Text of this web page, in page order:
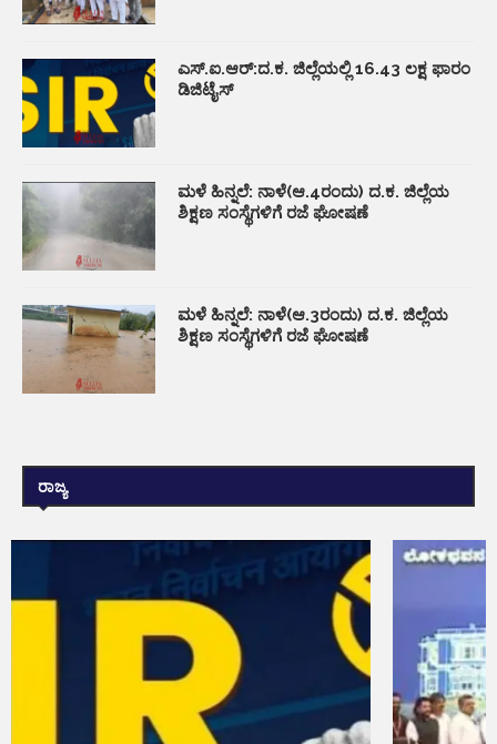
ಎಸ್.ಐ.ಆರ್:ದ.ಕ. ಜಿಲ್ಲೆಯಲ್ಲಿ 16.43 ಲಕ್ಷ ಫಾರಂ
ಡಿಜಿಟೈಸ್
ಮಳೆ ಹಿನ್ನಲೆ: ನಾಳೆ(ಆ.4ರಂದು) ದ.ಕ. ಜಿಲ್ಲೆಯ
ಶಿಕ್ಷಣ ಸಂಸ್ಥೆಗಳಿಗೆ ರಜೆ ಘೋಷಣೆ
ಮಳೆ ಹಿನ್ನಲೆ: ನಾಳೆ(ಆ.3ರಂದು) ದ.ಕ. ಜಿಲ್ಲೆಯ
ಶಿಕ್ಷಣ ಸಂಸ್ಥೆಗಳಿಗೆ ರಜೆ ಘೋಷಣೆ
ರಾಜ್ಯ